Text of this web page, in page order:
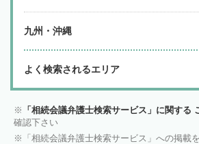
九州・沖縄
よく検索されるエリア
「相続会議弁護士検索サービス」に関する
確認下さい
「相続会議弁護士検索サービス」への掲載